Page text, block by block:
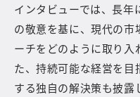
インタビューでは、長年
の敬意を基に、現代の市
ーチをどのように取り入
た、持続可能な経営を
する独自の解決策も披露